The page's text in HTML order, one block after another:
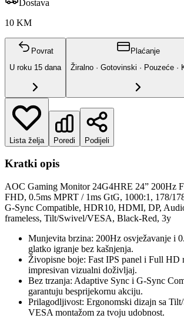
Dostava
10 KM
Povrat
U roku 15 dana
Plaćanje
Žiralno · Gotovinski · Pouzeće ·
Lista želja Poredi Podijeli
Kratki opis
AOC Gaming Monitor 24G4HRE 24” 200Hz
FHD, 0.5ms MPRT / 1ms GtG, 1000:1, 178/
G-Sync Compatible, HDR10, HDMI, DP,
frameless, Tilt/Swivel/VESA, Black-Red, 3y
Munjevita brzina: 200Hz osvježavanje i
glatko igranje bez kašnjenja.
Živopisne boje: Fast IPS panel i Full HD
impresivan vizualni doživljaj.
Bez trzanja: Adaptive Sync i G-Sync
garantuju besprijekornu akciju.
Prilagodljivost: Ergonomski dizajn sa
VESA montažom za tvoju udobnost.